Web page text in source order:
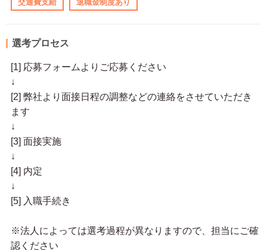
交通費支給 退職金制度あり
選考プロセス
[1] 応募フォームよりご応募ください
↓
[2] 弊社より面接日程の調整などの連絡をさせていただき
ます
↓
[3] 面接実施
↓
[4] 内定
↓
[5] 入職手続き
※法人によっては選考過程が異なりますので、担当にご確
認ください